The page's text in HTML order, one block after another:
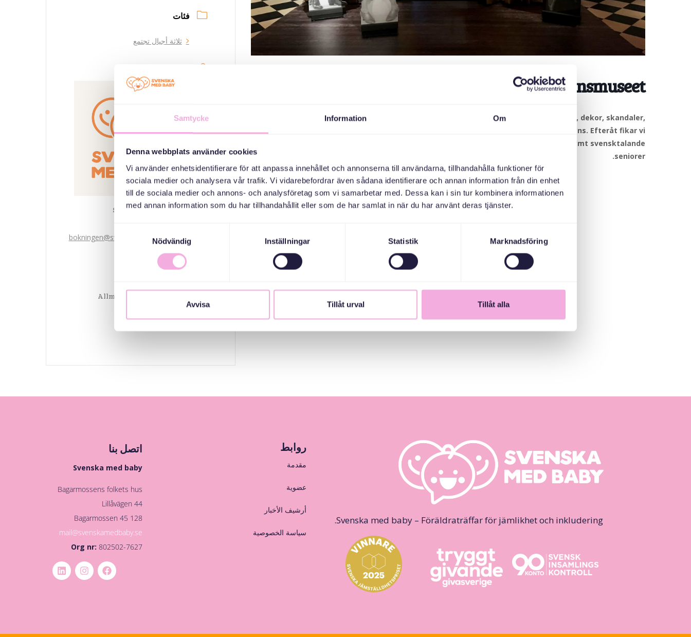
Samtycke Information Om
Denna webbplats använder cookies
Vi använder enhetsidentifierare för att anpassa innehållet och annonserna till användarna, tillhandahålla funktioner för
sociala medier och analysera vår trafik. Vi vidarebefordrar även sådana identifierare och annan information från din enhet
till de sociala medier och annons- och analysföretag som vi samarbetar med. Dessa kan i sin tur kombinera informationen
med annan information som du har tillhandahållit eller som de har samlat in när du har använt deras tjänster.
Nödvändig
Inställningar Statistik Marknadsföring
Avvisa Tillåt urval Tillåt alla
Tre generationer möts: Dansaktivitet på Dansmuseet
Följ med på en spännande visning bland kostymer, masker, bildkonst, grafisk form, dekor, skandaler,
uppror och banbrytande idéer. Vi gör också en rolig dansaktivitet tillsammans. Efteråt fikar vi!
Till denna träff välkomnar vi nyanlända småbarnsfamiljer med barn upp till 2 år, samt svensktalande
seniorer.
فئات
ثلاثة أجيال تجتمع
Svenska med baby
bokningen@svenskamedbaby.se
المنظمون المشاركون
Allmänna arvsfonden
Järfälla Kommun
Svenska med baby – Föräldraträffar för jämlikhet och inkludering.
روابط
مقدمة
عضوية
أرشيف الأخبار
سياسة الخصوصية
اتصل بنا
Svenska med baby
Bagarmossens folkets hus
Lillåvägen 44
128 45 Bagarmossen
mail@svenskamedbaby.se
Org nr:802502-7627